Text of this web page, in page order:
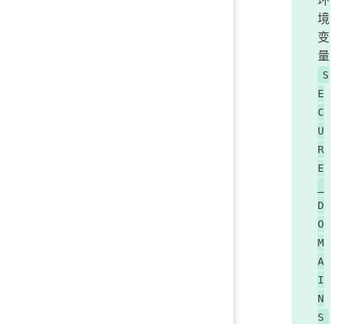
境
变
量
S
E
C
U
R
E
D
O
M
A
I
N
S